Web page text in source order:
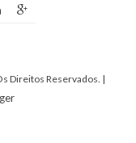
Direitos Reservados. |